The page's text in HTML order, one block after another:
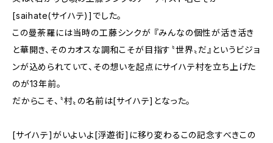
[saihate(サイハテ)]でした。
この曼荼羅には当時の工藤シンクが 『みんなの個性が活き活き
と華開き、そのカオスな調和こそが目指す〝世界〟だ』というビジョ
ンが込められていて、その想いを起点にサイハテ村を立ち上げた
のが13年前。
だからこそ、〝村〟の名前は[サイハテ]となった。
[サイハテ]がいよいよ[浮遊街]に移り変わるこの記念すべきこの